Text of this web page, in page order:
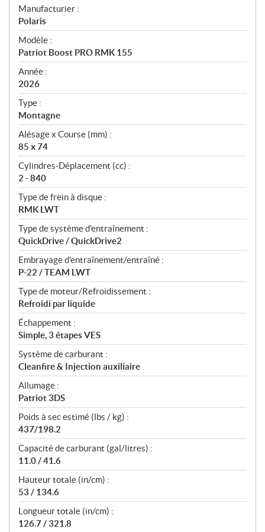
S
p
é
c
i
f
i
c
a
t
i
o
n
s
Manufacturier :
Polaris
Modèle :
Patriot Boost PRO RMK 155
Année :
2026
Type :
Montagne
Alésage x Course (mm) :
85 x 74
Cylindres-Déplacement (cc) :
2 - 840
Type de frein à disque :
RMK LWT
Type de système d'entraînement :
QuickDrive / QuickDrive2
Embrayage d'entraînement/entraîné :
P-22 / TEAM LWT
Type de moteur/Refroidissement :
Refroidi par liquide
Échappement :
Simple, 3 étapes VES
Système de carburant :
Cleanfire & Injection auxiliaire
Allumage :
Patriot 3DS
Poids à sec estimé (lbs / kg) :
437/198.2
Capacité de carburant (gal/litres) :
11.0 / 41.6
Hauteur totale (in/cm) :
53 / 134.6
Longueur totale (in/cm) :
126.7 / 321.8